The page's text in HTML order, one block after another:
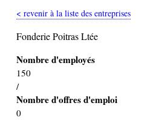
< revenir à la liste des entreprises
Fonderie Poitras Ltée
Nombre d'employés
150
/
Nombre d'offres d'emploi
0